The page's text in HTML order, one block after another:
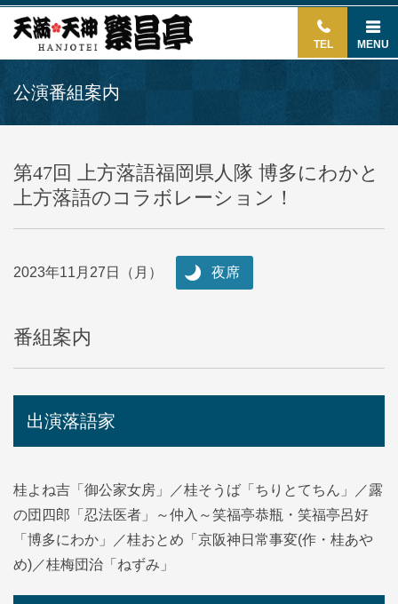
TEL MENU
公演番組案内
第47回 上方落語福岡県人隊 博多にわかと
上方落語のコラボレーション！
2023年11月27日（月） 夜席
番組案内
出演落語家
桂よね吉「御公家女房」／桂そうば「ちりとてちん」／露
の団四郎「忍法医者」～仲入～笑福亭恭瓶・笑福亭呂好
「博多にわか」／桂おとめ「京阪神日常事変(作・桂あや
め)／桂梅団治「ねずみ」